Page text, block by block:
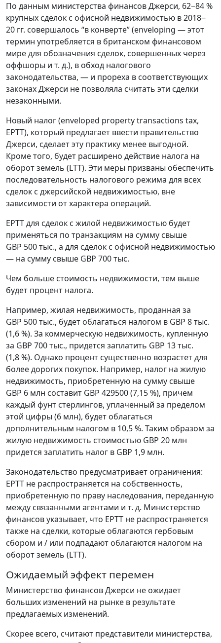
По данным министерства финансов Джерси, 62‒84 %
крупных сделок с офисной недвижимостью в 2018‒
20 гг. совершалось “в конверте” (enveloping — этот
термин употребляется в британском финансовом
мире для обозначения сделок, совершенных через
оффшоры и т. д.), в обход налогового
законодательства, — и прореха в соответствующих
законах Джерси не позволяла считать эти сделки
незаконными.
Новый налог (enveloped property transactions tax,
EPTT), который предлагает ввести правительство
Джерси, сделает эту практику менее выгодной.
Кроме того, будет расширено действие налога на
оборот земель (LTT). Эти меры призваны обеспечить
последовательность налогового режима для всех
сделок с джерсийской недвижимостью, вне
зависимости от характера операций.
EPTT для сделок с жилой недвижимостью будет
применяться по транзакциям на сумму свыше
GBP 500 тыс., а для сделок с офисной недвижимостью
— на сумму свыше GBP 700 тыс.
Чем больше стоимость недвижимости, тем выше
будет процент налога.
Например, жилая недвижимость, проданная за
GBP 500 тыс., будет облагаться налогом в GBP 8 тыс.
(1,6 %). За коммерческую недвижимость, купленную
за GBP 700 тыс., придется заплатить GBP 13 тыс.
(1,8 %). Однако процент существенно возрастет для
более дорогих покупок. Например, налог на жилую
недвижимость, приобретенную на сумму свыше
GBP 6 млн составит GBP 429500 (7,15 %), причем
каждый фунт стерлингов, уплаченный за пределом
этой цифры (6 млн), будет облагаться
дополнительным налогом в 10,5 %. Таким образом за
жилую недвижимость стоимостью GBP 20 млн
придется заплатить налог в GBP 1,9 млн.
Законодательство предусматривает ограничения:
EPTT не распространяется на собственность,
приобретенную по праву наследования, переданную
между связанными агентами и т. д. Министерство
финансов указывает, что EPTT не распространяется
также на сделки, которые облагаются гербовым
сбором и / или подпадают облагаются налогом на
оборот земель (LTT).
Ожидаемый эффект перемен
Министерство финансов Джерси не ожидает
больших изменений на рынке в результате
предлагаемых изменений.
Скорее всего, считают представители министерства,